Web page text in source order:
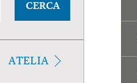
CERCA
ATELIA